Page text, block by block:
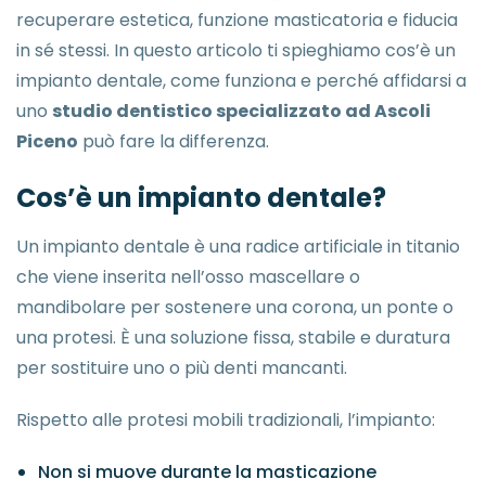
recuperare estetica, funzione masticatoria e fiducia
in sé stessi. In questo articolo ti spieghiamo cos’è un
impianto dentale, come funziona e perché affidarsi a
uno studio dentistico specializzato ad Ascoli
Piceno può fare la differenza.
Cos’è un impianto dentale?
Un impianto dentale è una radice artificiale in titanio
che viene inserita nell’osso mascellare o
mandibolare per sostenere una corona, un ponte o
una protesi. È una soluzione fissa, stabile e duratura
per sostituire uno o più denti mancanti.
Rispetto alle protesi mobili tradizionali, l’impianto:
Non si muove durante la masticazione